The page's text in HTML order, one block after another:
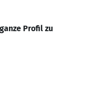
Profil zu